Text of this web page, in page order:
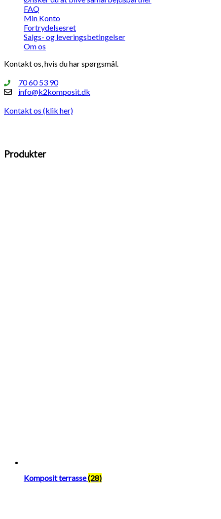
FAQ
Min Konto
Fortrydelsesret
Salgs- og leveringsbetingelser
Om os
Kontakt os, hvis du har spørgsmål.
70 60 53 90
info@k2komposit.dk
Kontakt os (klik her)
Produkter
Komposit terrasse(28)